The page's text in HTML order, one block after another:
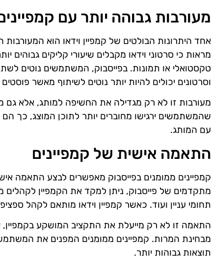
מעורבות גבוהה יותר עם
אחד היתרונות הבולטים של קמפיין וידאו הוא
מראות כי סרטוני וידאו מקבלים שיעורי קליקים גבוהים
טקסטואלי או תמונות. בפייסבוק, המשתמשים נוטים
וסרטונים יכולים להיות יותר נוטים לשיתוף מאשר
מעורבות זו לא רק מגדילה את החשיפה למותג, אלא גם
שהמשתמשים ירגישו מחוברים יותר לתוכן המוצג, כך הם
עם המותג.
התאמה אישית של קמפיינים
קמפיינים ממומנים בפייסבוק מאפשרים לבצע התאמה
מתקדמים של פייסבוק, ניתן למקד את הקמפיין לקהלים
תחומי עניין ועוד. כאשר קמפיין וידאו מותאם לקהל
התאמה זו לא רק מייעלת את התקציב המושקע בקמפיין,
מבחינת המרות. קמפיינים ממומנים המפנים את
תוצאות גבוהות יותר.